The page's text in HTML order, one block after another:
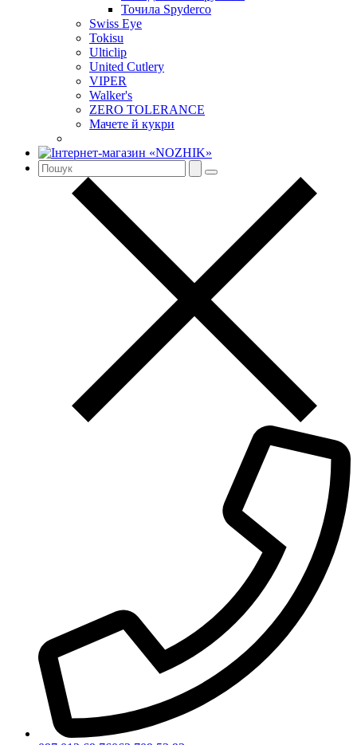
Точила Spyderco
Swiss Eye
Tokisu
Ulticlip
United Cutlery
VIPER
Walker's
ZERO TOLERANCE
Мачете й кукри